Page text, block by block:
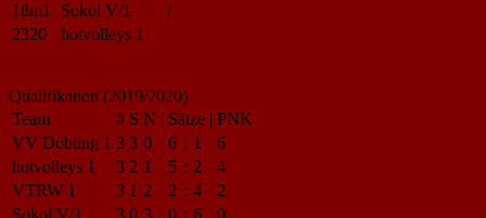
18m1
Sokol V/1
/
2320
hotvolleys 1
Qualifikation (2019/2020)
Team
# S N | Sätze | PNK
VV Döbling 1 3 3 0 6 : 1
6
hotvolleys 1
3 2 1 5 : 2
4
VTRW 1
3 1 2 2 : 4
2
Sokol V/1
3 0 3 0 : 6 0